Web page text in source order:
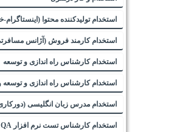
استخدام تولیدکننده محتوا
استخدام کارمند فروش (آژانس
استخدام کارشناس راه اندازی و توسعه
استخدام کارشناس راه اندازی و توسعه
استخدام مدرس زبان انگلیسی
استخدام کارشناس تست نرم افزار QA